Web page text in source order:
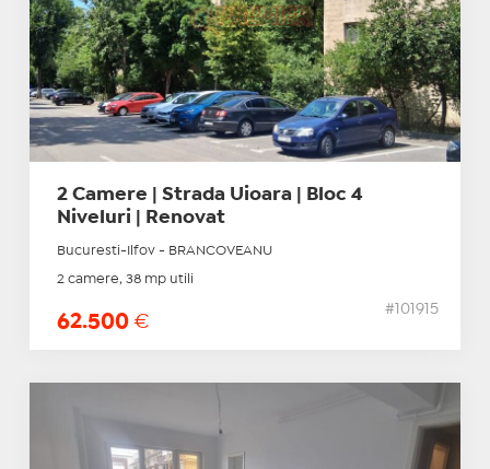
2 Camere | Strada Uioara | Bloc 4
Niveluri | Renovat
Bucuresti-Ilfov - BRANCOVEANU
2 camere, 38 mp utili
62.500 €
#101915